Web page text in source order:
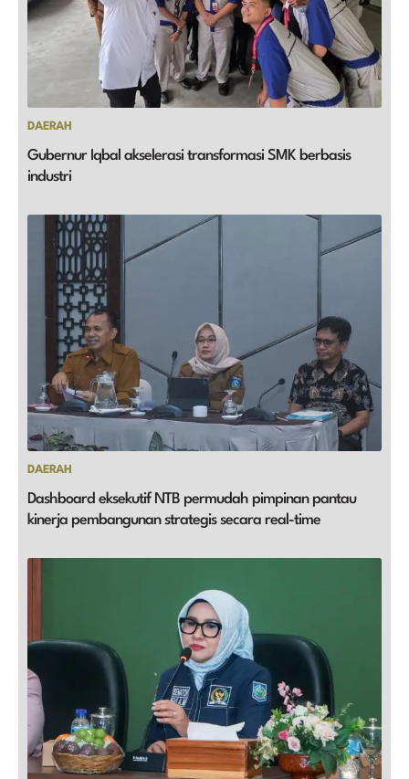
DAERAH
Gubernur Iqbal akselerasi transformasi SMK berbasis
industri
DAERAH
Dashboard eksekutif NTB permudah pimpinan pantau
kinerja pembangunan strategis secara real-time